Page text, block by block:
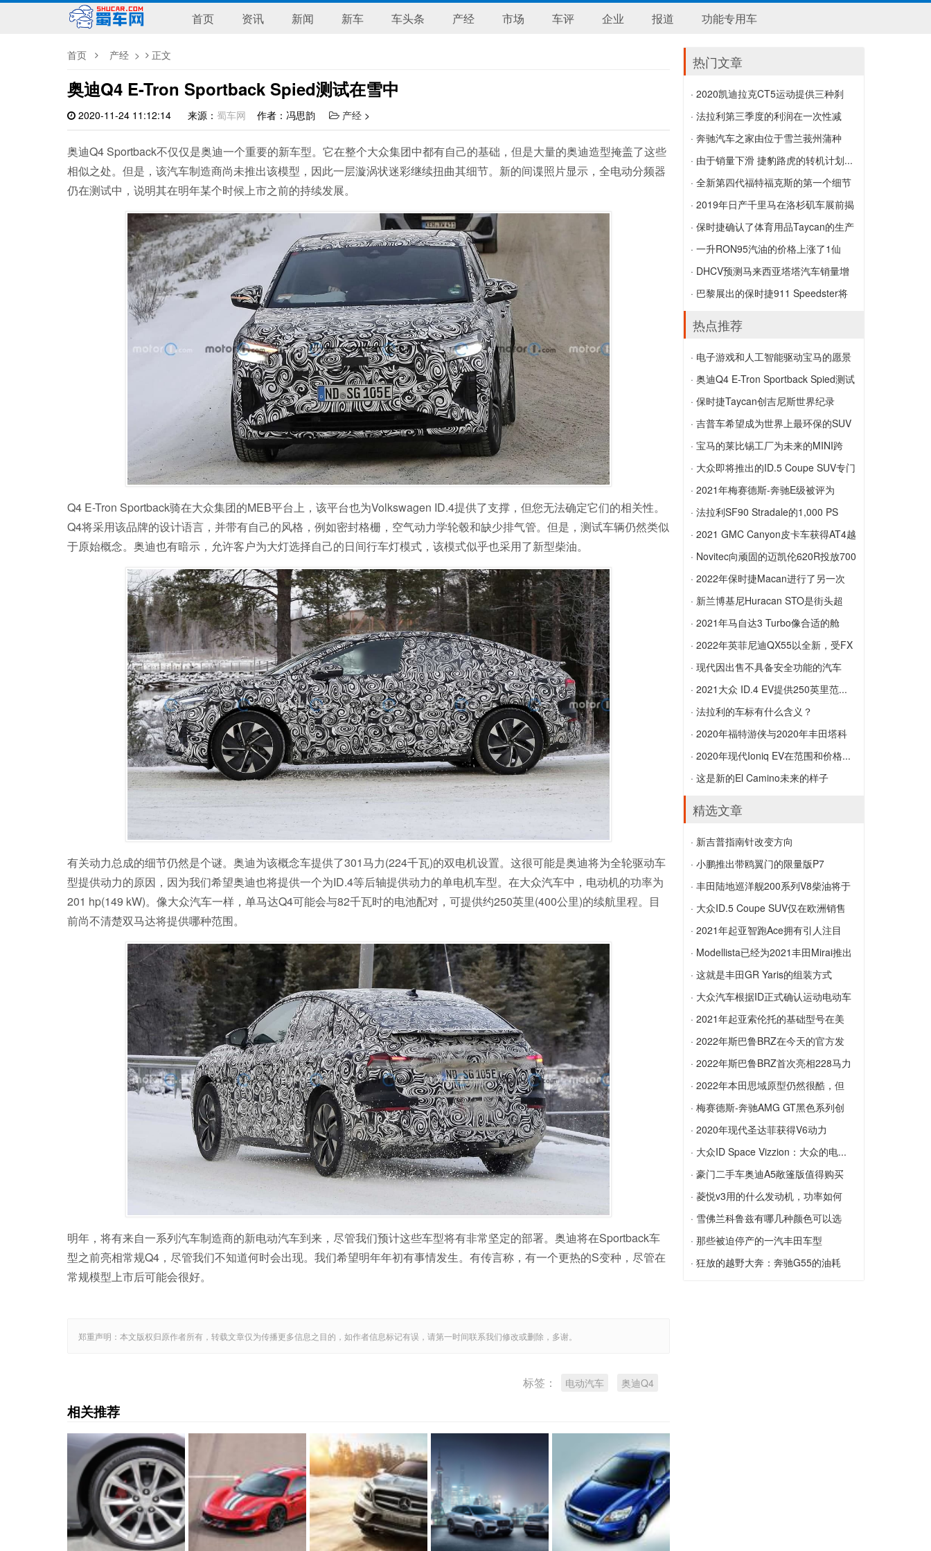
首页 资讯 新闻 新车 车头条 产经 市场 车评 企业 报道 功能专用车
首页 产经 > 正文
奥迪Q4 E-Tron Sportback Spied测试在雪中
2020-11-24 11:12:14 来源： 蜀车网 作者：冯思韵 产经 >
奥迪Q4 Sportback不仅仅是奥迪一个重要的新车型。它在整个大众集团中都有自己的基础，但是大量的奥迪造型掩盖了这些
相似之处。但是，该汽车制造商尚未推出该模型，因此一层漩涡状迷彩继续扭曲其细节。新的间谍照片显示，全电动分频器
仍在测试中，说明其在明年某个时候上市之前的持续发展。
Q4 E-Tron Sportback骑在大众集团的MEB平台上，该平台也为Volkswagen ID.4提供了支撑，但您无法确定它们的相关性。
Q4将采用该品牌的设计语言，并带有自己的风格，例如密封格栅，空气动力学轮毂和缺少排气管。但是，测试车辆仍然类似
于原始概念。奥迪也有暗示，允许客户为大灯选择自己的日间行车灯模式，该模式似乎也采用了新型柴油。
有关动力总成的细节仍然是个谜。奥迪为该概念车提供了301马力(224千瓦)的双电机设置。这很可能是奥迪将为全轮驱动车
型提供动力的原因，因为我们希望奥迪也将提供一个为ID.4等后轴提供动力的单电机车型。在大众汽车中，电动机的功率为
201 hp(149 kW)。像大众汽车一样，单马达Q4可能会与82千瓦时的电池配对，可提供约250英里(400公里)的续航里程。目
前尚不清楚双马达将提供哪种范围。
明年，将有来自一系列汽车制造商的新电动汽车到来，尽管我们预计这些车型将有非常坚定的部署。奥迪将在Sportback车
型之前亮相常规Q4，尽管我们不知道何时会出现。我们希望明年年初有事情发生。有传言称，有一个更热的S变种，尽管在
常规模型上市后可能会很好。
郑重声明：本文版权归原作者所有，转载文章仅为传播更多信息之目的，如作者信息标记有误，请第一时间联系我们修改或删除，多谢。
标签： 电动汽车 奥迪Q4
相关推荐
热门文章
· 2020凯迪拉克CT5运动提供三种刹
车...
2020凯迪拉克CT5运动提供三种刹车卡钳
颜色
· 法拉利第三季度的利润在一次性减
税...
法拉利第三季度的利润在一次性减税方面
翻了一番
· 奔驰汽车之家由位于雪兰莪州蒲种
南...
奔驰汽车之家由位于雪兰莪州蒲种南的
Hap Seng Star开业
· 由于销量下滑 捷豹路虎的转机计划...
由于销量下滑 捷豹路虎的转机计划达到
了32亿美元
· 全新第四代福特福克斯的第一个细节
全新第四代福特福克斯的第一个细节
· 2019年日产千里马在洛杉矶车展前揭
晓
2019年日产千里马在洛杉矶车展前揭晓
· 保时捷确认了体育用品Taycan的生产
保时捷确认了体育用品Taycan的生产
· 一升RON95汽油的价格上涨了1仙
而...
一升RON95汽油的价格上涨了1仙 而
RON97汽油没有变化
· DHCV预测马来西亚塔塔汽车销量增
长
· 巴黎展出的保时捷911 Speedster将
生产
热点推荐
· 电子游戏和人工智能驱动宝马的愿景
电子游戏和人工智能驱动宝马的愿景
· 奥迪Q4 E-Tron Sportback Spied测试
在雪中
奥迪Q4 E-Tron Sportback Spied测试在
雪中
· 保时捷Taycan创吉尼斯世界纪录
保时捷Taycan创吉尼斯世界纪录
· 吉普车希望成为世界上最环保的SUV
品牌
吉普车希望成为世界上最环保的SUV品牌
· 宝马的莱比锡工厂为未来的MINI跨
界...
宝马的莱比锡工厂为未来的MINI跨界车生
产做准备
· 大众即将推出的ID.5 Coupe SUV专门
针对欧洲
大众即将推出的ID.5 Coupe SUV专门针
对欧洲
· 2021年梅赛德斯-奔驰E级被评为
Moto...
2021年梅赛德斯-奔驰E级被评为
MotorTrend年度汽车
· 法拉利SF90 Stradale的1,000 PS
PHEV动力总成
法拉利SF90 Stradale的1,000 PS PHEV
动力总成
· 2021 GMC Canyon皮卡车获得AT4越
野性能版
2021 GMC Canyon皮卡车获得AT4越野
性能版
· Novitec向顽固的迈凯伦620R投放700
马力
Novitec向顽固的迈凯伦620R投放700马
力
· 2022年保时捷Macan进行了另一次
改...
2022年保时捷Macan进行了另一次改版
以保留EV兄弟公司
· 新兰博基尼Huracan STO是街头超
级...
新兰博基尼Huracan STO是街头超级
Trofeo赛车手
· 2021年马自达3 Turbo像合适的舱
口...
2021年马自达3 Turbo像合适的舱口盖一
样加速加速，在5.7秒内达到60 MPH
· 2022年英菲尼迪QX55以全新，受FX
启...
2022年英菲尼迪QX55以全新，受FX启发
的造型亮相
· 现代因出售不具备安全功能的汽车
而...
现代因出售不具备安全功能的汽车而被起
诉
· 2021大众 ID.4 EV提供250英里范...
2021大众 ID.4 EV提供250英里范围，
201HP RWD动力总成，售价$ 39,995
· 法拉利的车标有什么含义？
法拉利的车标有什么含义？
· 2020年福特游侠与2020年丰田塔科
马...
2020年福特游侠与2020年丰田塔科马：
比较皮卡
· 2020年现代Ioniq EV在范围和价格...
2020年现代Ioniq EV在范围和价格上得到
提升
· 这是新的El Camino未来的样子
精选文章
· 新吉普指南针改变方向
新吉普指南针改变方向
· 小鹏推出带鸥翼门的限量版P7
小鹏推出带鸥翼门的限量版P7
· 丰田陆地巡洋舰200系列V8柴油将于
2...
丰田陆地巡洋舰200系列V8柴油将于2021
年3月停止生产
· 大众ID.5 Coupe SUV仅在欧洲销售
大众ID.5 Coupe SUV仅在欧洲销售
· 2021年起亚智跑Ace拥有引人注目
的...
2021年起亚智跑Ace拥有引人注目的新外
观，其中包括比生活格栅更大的格栅
· Modellista已经为2021丰田Mirai推出
了套件
Modellista已经为2021丰田Mirai推出了套
件
· 这就是丰田GR Yaris的组装方式
这就是丰田GR Yaris的组装方式
· 大众汽车根据ID正式确认运动电动车
大众汽车根据ID正式确认运动电动车
· 2021年起亚索伦托的基础型号在美
国...
2021年起亚索伦托的基础型号在美国以
2,450美元的价格飙升
· 2022年斯巴鲁BRZ在今天的官方发
布...
2022年斯巴鲁BRZ在今天的官方发布会
上露面
· 2022年斯巴鲁BRZ首次亮相228马力
的...
2022年斯巴鲁BRZ首次亮相228马力的N
/ A拳击手，更坚固的底盘和更多技术
· 2022年本田思域原型仍然很酷，但
出...
2022年本田思域原型仍然很酷，但出人
意料的是
· 梅赛德斯-奔驰AMG GT黑色系列创
造...
梅赛德斯-奔驰AMG GT黑色系列创造了
纽伯格林纪录
· 2020年现代圣达菲获得V6动力
2020年现代圣达菲获得V6动力
· 大众ID Space Vizzion：大众的电...
大众ID Space Vizzion：大众的电动房车
就在这里
· 豪门二手车奥迪A5敞篷版值得购买
吗？
豪门二手车奥迪A5敞篷版值得购买吗？
· 菱悦v3用的什么发动机，功率如何
菱悦v3用的什么发动机，功率如何
· 雪佛兰科鲁兹有哪几种颜色可以选
择？
雪佛兰科鲁兹有哪几种颜色可以选择？
· 那些被迫停产的一汽丰田车型
那些被迫停产的一汽丰田车型
· 狂放的越野大奔：奔驰G55的油耗